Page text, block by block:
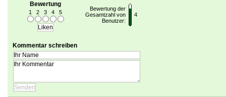
Bewertung
1 2 3 4 5
Bewertung der
Gesamtzahl von
Benutzer:
4
Kommentar schreiben